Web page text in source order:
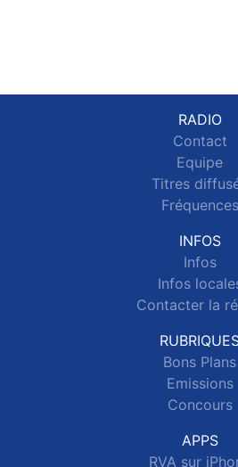
RADIO
Contact
Equipe
Titres
Fréquences
INFOS
Infos
Infos
Contacter la
Bons Plans
Emissions
Concours
APPS
RVA sur